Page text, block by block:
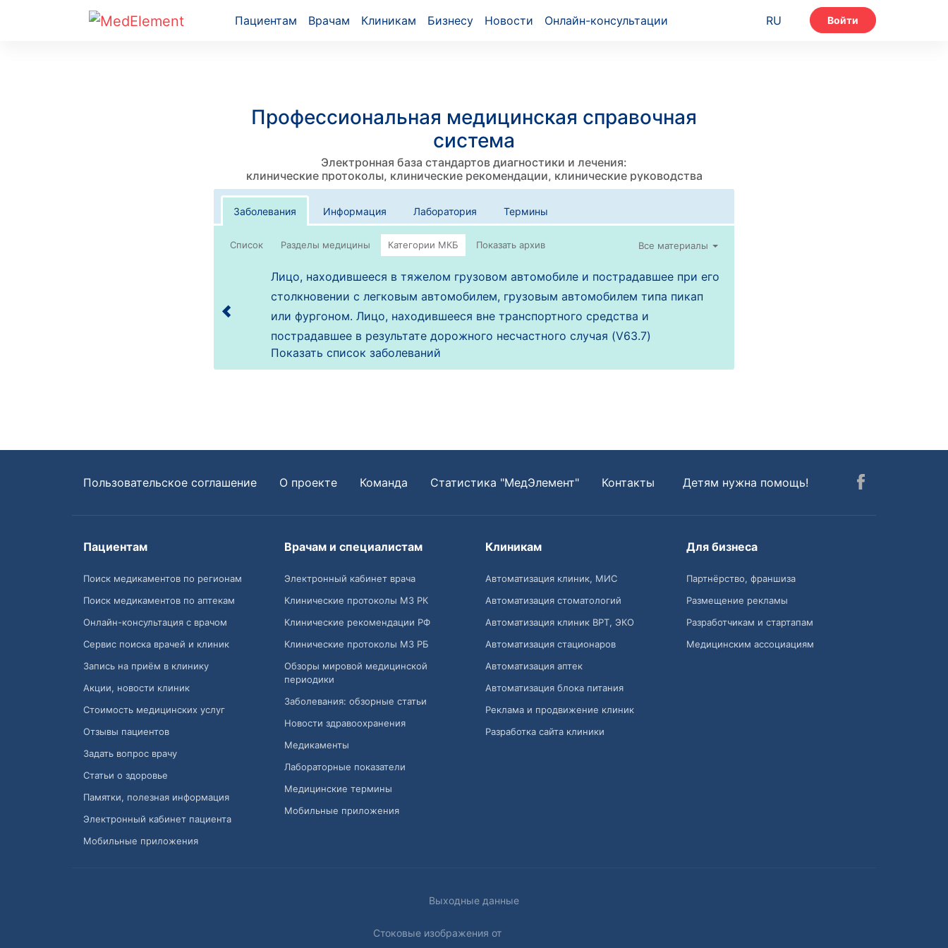
Пациентам Врачам Клиникам Бизнесу Новости Онлайн-консультации RU Войти
Профессиональная медицинская справочная
система
Электронная база стандартов диагностики и лечения:
клинические протоколы, клинические рекомендации, клинические руководства
Заболевания Информация Лаборатория Термины
Список Все материалы
Лицо, находившееся в тяжелом грузовом автомобиле и пострадавшее при его
столкновении с легковым автомобилем, грузовым автомобилем типа пикап
или фургоном. Лицо, находившееся вне транспортного средства и
пострадавшее в результате дорожного несчастного случая (V63.7)
Показать список заболеваний
Пользовательское соглашение О проекте Команда Статистика "МедЭлемент" Контакты Детям нужна помощь!
Пациентам
Поиск медикаментов по регионам
Поиск медикаментов по аптекам
Онлайн-консультация с врачом
Сервис поиска врачей и клиник
Запись на приём в клинику
Акции, новости клиник
Стоимость медицинских услуг
Отзывы пациентов
Задать вопрос врачу
Статьи о здоровье
Памятки, полезная информация
Электронный кабинет пациента
Мобильные приложения
Врачам и специалистам
Электронный кабинет врача
Клинические протоколы МЗ РК
Клинические рекомендации РФ
Клинические протоколы МЗ РБ
Обзоры мировой медицинской
периодики
Заболевания: обзорные статьи
Новости здравоохранения
Медикаменты
Лабораторные показатели
Медицинские термины
Мобильные приложения
Клиникам
Автоматизация клиник, МИС
Автоматизация стоматологий
Автоматизация клиник ВРТ, ЭКО
Автоматизация стационаров
Автоматизация аптек
Автоматизация блока питания
Реклама и продвижение клиник
Разработка сайта клиники
Для бизнеса
Партнёрство, франшиза
Размещение рекламы
Разработчикам и стартапам
Медицинским ассоциациям
Выходные данные
Стоковые изображения от